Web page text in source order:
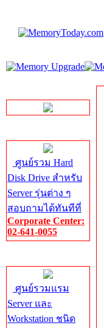
ศูนย์รวม Hard
Disk Drive สำหรับ
Server รุ่นต่าง ๆ
สอบถามได้ทันทีที่
Corporate Center:
02-641-0055
ศูนย์รวมแรม
Server และ
Workstation ชนิด